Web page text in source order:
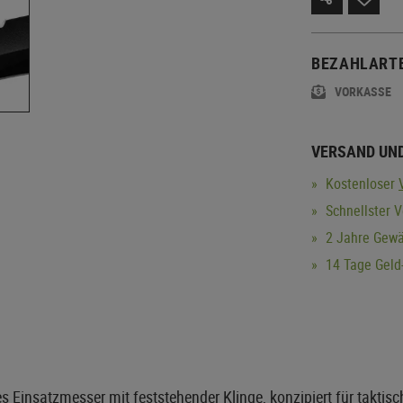
VORKASSE
VERSAND
Kostenloser
Schnellster
2 Jahre
14 Tage
Einsatzmesser mit feststehender Klinge, konzipiert für